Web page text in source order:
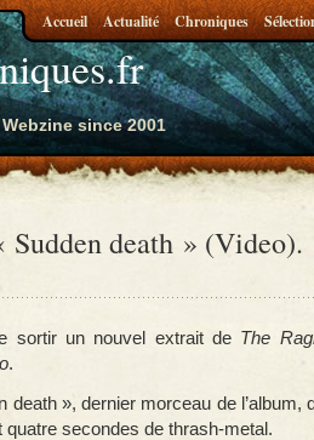
since 2001
Accueil Actualité Chroniques
death » (Video).
sortir un nouvel extrait de The
.
death », dernier morceau de l’album,
quatre secondes de thrash-metal.